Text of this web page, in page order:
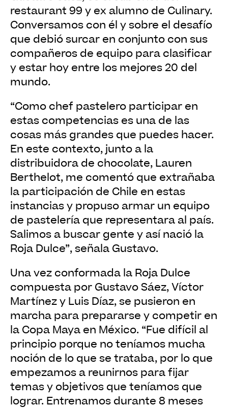
restaurant 99 y ex alumno de Culinary.
Conversamos con él y sobre el desafío
que debió surcar en conjunto con sus
compañeros de equipo para clasificar
y estar hoy entre los mejores 20 del
mundo.
“Como chef pastelero participar en
estas competencias es una de las
cosas más grandes que puedes hacer.
En este contexto, junto a la
distribuidora de chocolate, Lauren
Berthelot, me comentó que extrañaba
la participación de Chile en estas
instancias y propuso armar un equipo
de pastelería que representara al país.
Salimos a buscar gente y así nació la
Roja Dulce”, señala Gustavo.
Una vez conformada la Roja Dulce
compuesta por Gustavo Sáez, Víctor
Martínez y Luis Díaz, se pusieron en
marcha para prepararse y competir en
la Copa Maya en México. “Fue difícil al
principio porque no teníamos mucha
noción de lo que se trataba, por lo que
empezamos a reunirnos para fijar
temas y objetivos que teníamos que
lograr. Entrenamos durante 8 meses